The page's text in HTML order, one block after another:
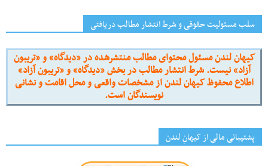
سلب مسئولیت حقوقی و شرط انتشار مطالب دریافتی
کیهان لندن مسئول محتوای مطالب منتشرشده در «دیدگاه» و «تریبون
آزاد» نیست. شرط انتشار مطالب در بخش «دیدگاه» و «تریبون آزاد»
اطلاع محفوظ کیهان لندن از مشخصات واقعی و محل اقامت و نشانی
نویسندگان است.
پشتیبانی مالی از کیهانِ لندن